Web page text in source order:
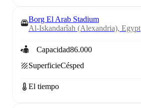
Borg El Arab Stadium
Al-Iskandarîah (Alexandria), Egypt
Capacidad86.000
SuperficieCésped
El tiempo